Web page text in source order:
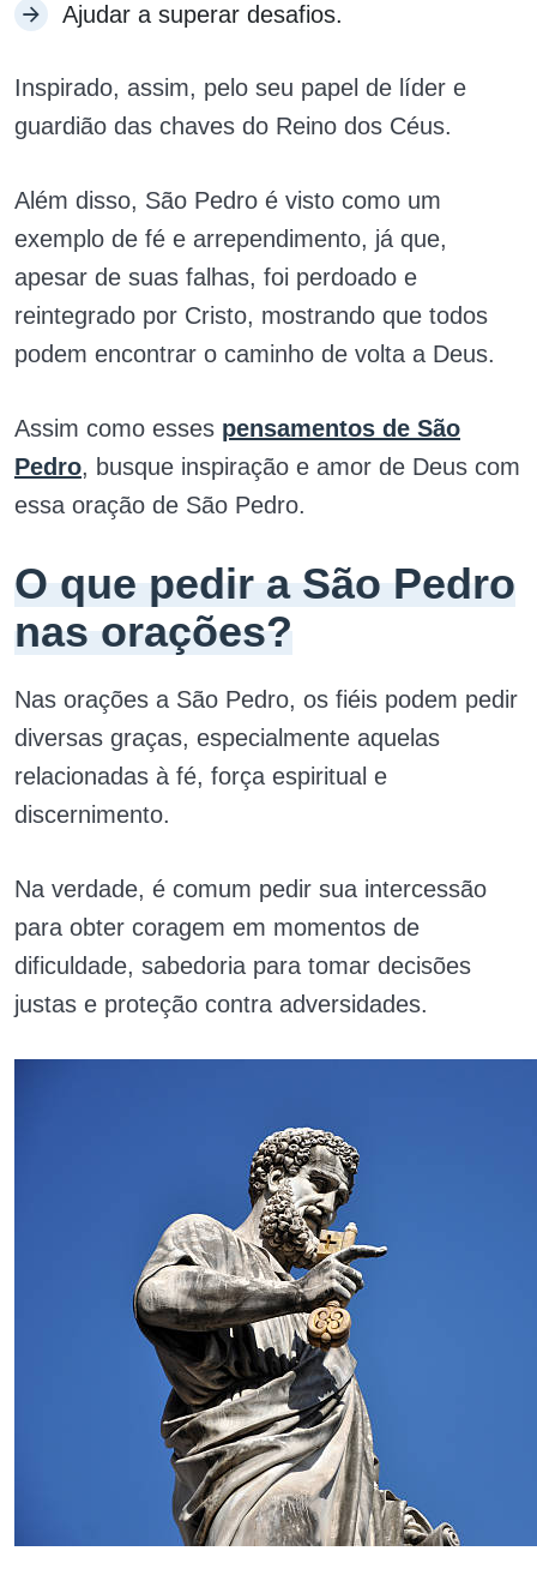
Ajudar a superar desafios.
Inspirado, assim, pelo seu papel de líder e
guardião das chaves do Reino dos Céus.
Além disso, São Pedro é visto como um
exemplo de fé e arrependimento, já que,
apesar de suas falhas, foi perdoado e
reintegrado por Cristo, mostrando que todos
podem encontrar o caminho de volta a Deus.
Assim como esses pensamentos de São
Pedro, busque inspiração e amor de Deus com
essa oração de São Pedro.
O que pedir a São Pedro
nas orações?
Nas orações a São Pedro, os fiéis podem pedir
diversas graças, especialmente aquelas
relacionadas à fé, força espiritual e
discernimento.
Na verdade, é comum pedir sua intercessão
para obter coragem em momentos de
dificuldade, sabedoria para tomar decisões
justas e proteção contra adversidades.